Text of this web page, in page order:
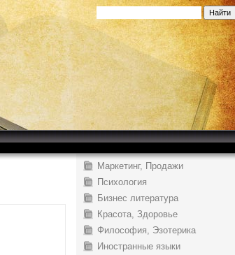
Маркетинг, Продажи
Психология
Бизнес литература
Красота, Здоровье
Философия, Эзотерика
Иностранные языки